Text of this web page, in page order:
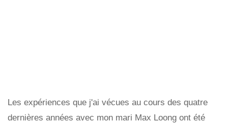
Les expériences que j'ai vécues au cours des quatre
dernières années avec mon mari Max Loong ont été